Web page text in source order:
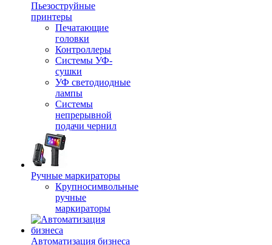
Пьезоструйные
принтеры
Печатающие
головки
Контроллеры
Системы УФ-
сушки
УФ светодиодные
лампы
Системы
непрерывной
подачи чернил
Ручные маркираторы
Крупносимвольные
ручные
маркираторы
Автоматизация бизнеса